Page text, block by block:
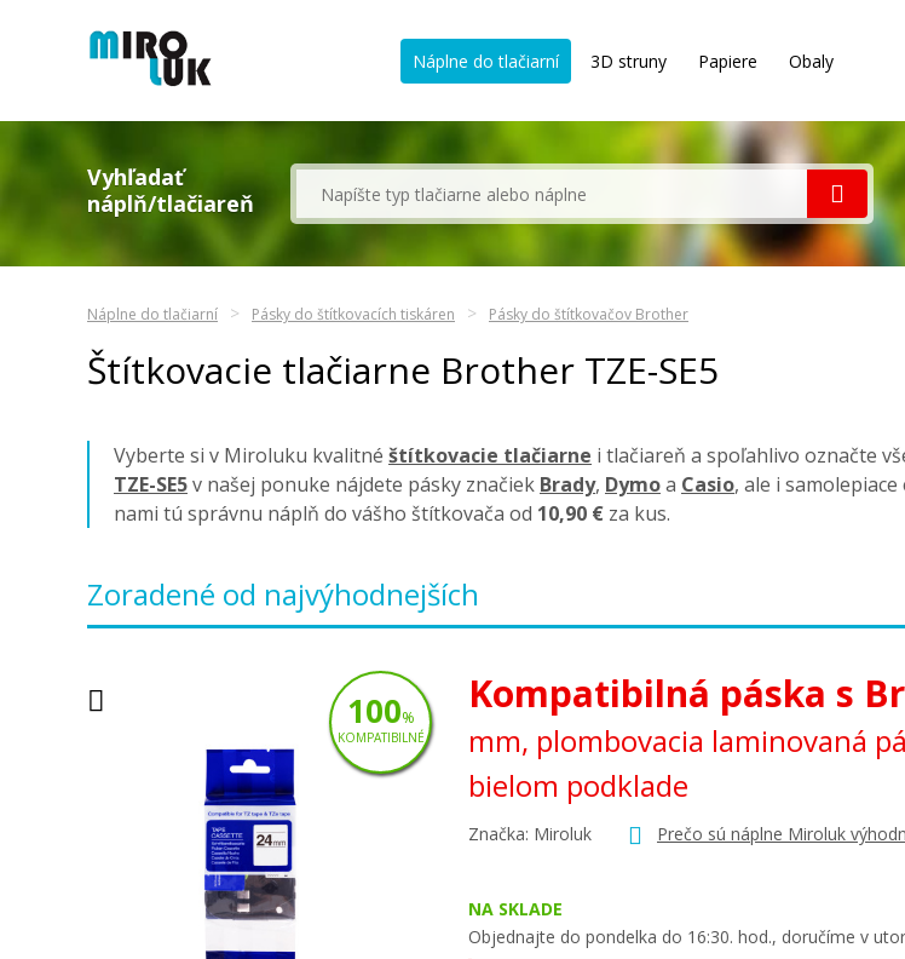
Náplne do tlačiarní 3D struny Papiere Obaly
Vyhľadať
náplň/tlačiareň
Náplne do tlačiarní Pásky do štítkovacích tiskáren Pásky do štítkovačov Brother
Štítkovacie tlačiarne Brother TZE-SE5
Vyberte si v Miroluku kvalitné štítkovacie tlačiarne i tlačiareň a spoľahlivo označte
TZE-SE5v našej ponuke nájdete pásky značiek Brady, Dymoa Casio, ale i
nami tú správnu náplň do vášho štítkovača od 10,90 € za kus.
Zoradené od najvýhodnejších
Kompatibilná páska s
mm, plombovacia laminovaná
bielom podklade
Značka: Miroluk Prečo sú náplne Miroluk
NA SKLADE
Objednajte do pondelka do 16:30. hod., doručíme v
100%
KOMPATIBILNÉ